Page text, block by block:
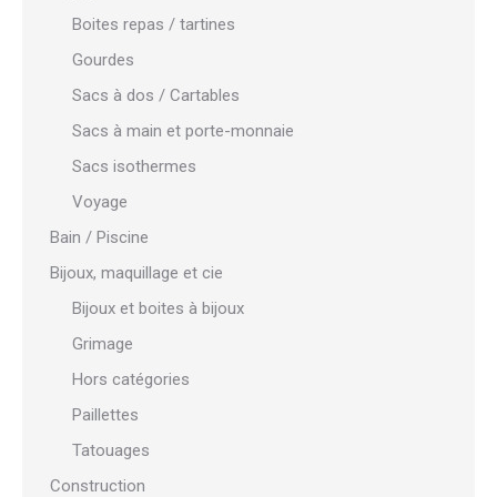
Boites repas / tartines
Gourdes
Sacs à dos / Cartables
Sacs à main et porte-monnaie
Sacs isothermes
Voyage
Bain / Piscine
Bijoux, maquillage et cie
Bijoux et boites à bijoux
Grimage
Hors catégories
Paillettes
Tatouages
Construction